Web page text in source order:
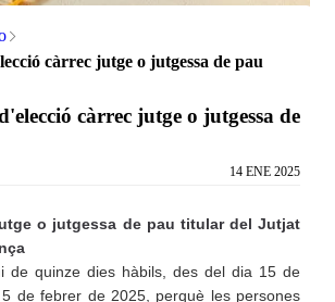
càrrec jutge o jutgessa de pau
càrrec jutge o jutgessa de
14 ENE 2025
o jutgessa de pau titular del Jutjat
de quinze dies hàbils, des del dia 15 de
de febrer de 2025, perquè les persones